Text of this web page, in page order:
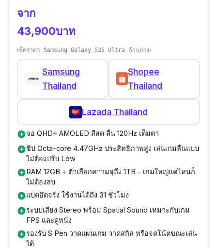
จาก
43,900บาท
เช็คราคา Samsung Galaxy S25 Ultra ด้านล่าง:
Samsung
Thailand
Shopee
Thailand
Lazada Thailand
add_circleจอ QHD+ AMOLED สีสด ลื่น 120Hz เต็มตา
add_circleชิป Octa-core 4.47GHz ประสิทธิภาพสูง เล่นเกมลื่นแบบ
ไม่ต้องปรับ Low
add_circleRAM 12GB + ตัวเลือกความจุถึง 1TB – เกมใหญ่แค่ไหนก็
ไม่ต้องลบ
add_circleแบตอึดจริง ใช้งานได้ถึง 31 ชั่วโมง
add_circleระบบเสียง Stereo พร้อม Spatial Sound เหมาะกับเกม
FPS และดูหนัง
add_circleรองรับ S Pen วาดแผนเกม วาดสกิล หรือจดโน้ตขณะเล่น
ได้